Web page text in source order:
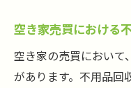
空き家売買における
空き家の売買において
があります。不用品回